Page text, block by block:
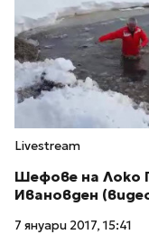
Livestream
Шефове на Локо
Ивановден
7 януари 2017, 15:41